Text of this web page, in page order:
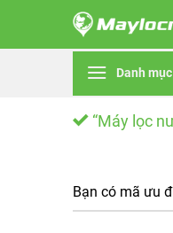
content
Danh
“Máy lọc
Bạn có mã ưu